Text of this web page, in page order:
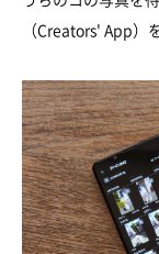
（Creators' App